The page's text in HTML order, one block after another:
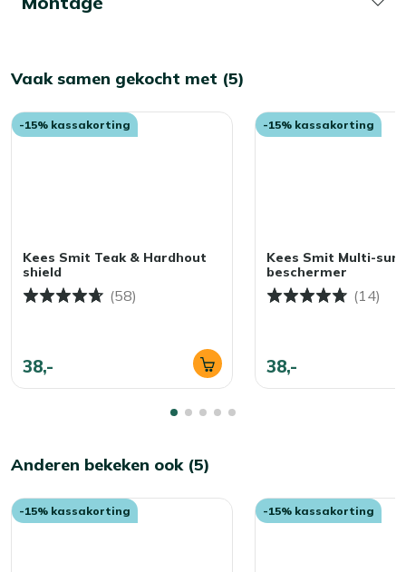
Vaak samen gekocht met (5)
-15% kassakorting
Kees Smit Teak & Hardhout
shield
(58)
38,-
-15% kassakorting
Kees Smit Multi-
beschermer
(14)
38,-
Anderen bekeken ook (5)
-15% kassakorting -15% kassakorting